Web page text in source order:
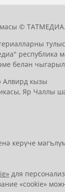
©
республика
белән
Алвирд кызы
Яр Чаллы
керүче
для
«cookie»